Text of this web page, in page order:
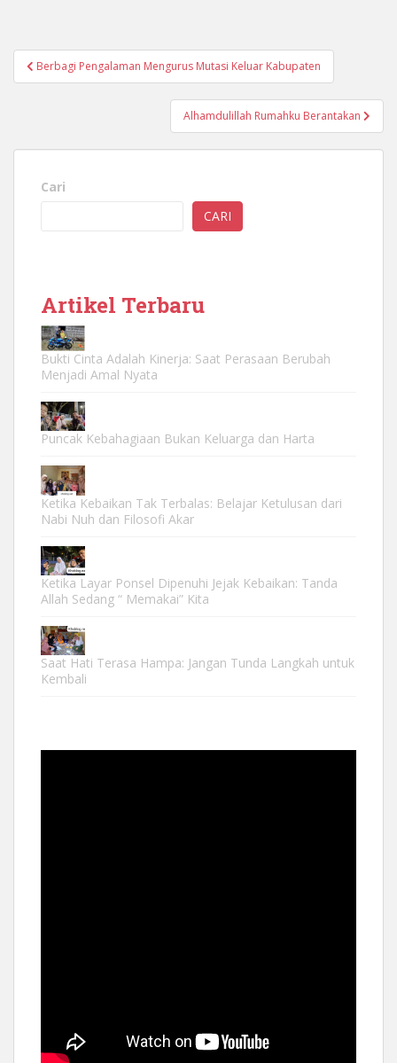
Navigasi
pos
Berbagi Pengalaman Mengurus Mutasi Keluar Kabupaten
Alhamdulillah Rumahku Berantakan
Cari
CARI
Artikel Terbaru
Bukti Cinta Adalah Kinerja: Saat Perasaan Berubah
Menjadi Amal Nyata
Puncak Kebahagiaan Bukan Keluarga dan Harta
Ketika Kebaikan Tak Terbalas: Belajar Ketulusan dari
Nabi Nuh dan Filosofi Akar
Ketika Layar Ponsel Dipenuhi Jejak Kebaikan: Tanda
Allah Sedang “ Memakai” Kita
Saat Hati Terasa Hampa: Jangan Tunda Langkah untuk
Kembali